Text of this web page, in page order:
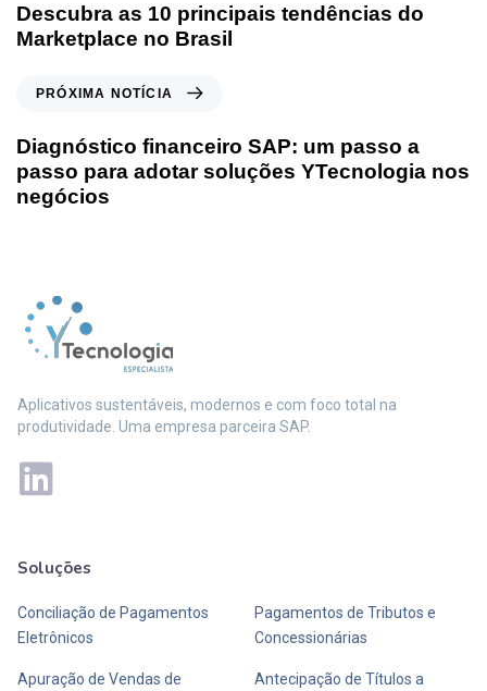
Descubra as 10 principais tendências do
Marketplace no Brasil
PRÓXIMA NOTÍCIA
Diagnóstico financeiro SAP: um passo a
passo para adotar soluções YTecnologia nos
negócios
Aplicativos sustentáveis, modernos e com foco total na
produtividade. Uma empresa parceira SAP.
Soluções
Conciliação de Pagamentos
Eletrônicos
Apuração de Vendas de
Pagamentos de Tributos e
Concessionárias
Antecipação de Títulos a